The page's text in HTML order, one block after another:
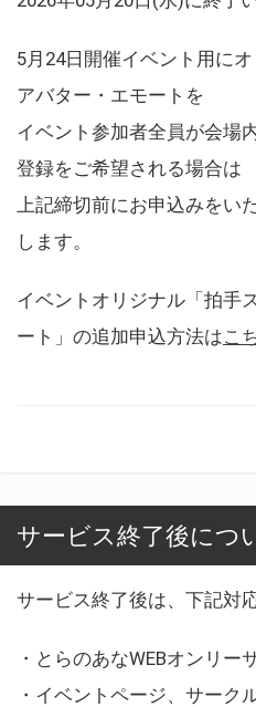
5月24日開催イベント用に
アバター・エモートを
イベント参加者全員が会場
登録をご希望される場合は
上記締切前にお申込みをい
します。
イベントオリジナル「拍手
ート」の追加申込方法はこ
サービス終了後につ
サービス終了後は、下記対
・とらのあなWEBオンリー
・イベントページ、サーク